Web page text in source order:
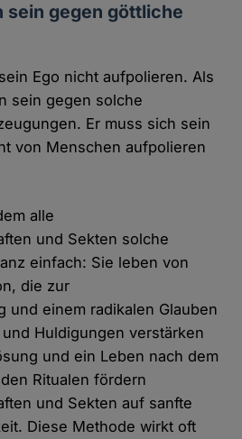
sein gegen göttliche
Ego nicht aufpolieren. Als
sein gegen solche
Er muss sich sein
von Menschen aufpolieren
alle
und Sekten solche
einfach: Sie leben von
die zur
und einem radikalen Glauben
Huldigungen verstärken
und ein Leben nach dem
Ritualen fördern
und Sekten auf sanfte
Diese Methode wirkt oft